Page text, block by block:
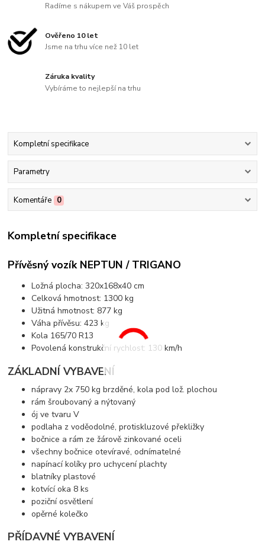
Radíme s nákupem ve Váš prospěch
Ověřeno 10 let
Jsme na trhu více než 10 let
Záruka kvality
Vybíráme to nejlepší na trhu
Kompletní specifikace
Parametry
Komentáře 0
Kompletní specifikace
Přívěsný vozík NEPTUN / TRIGANO
Ložná plocha: 320x168x40 cm
Celková hmotnost: 1300 kg
Užitná hmotnost: 877 kg
Váha přívěsu: 423 kg
Kola 165/70 R13
Povolená konstrukční rychlost: 130 km/h
ZÁKLADNÍ VYBAVENÍ
nápravy 2x 750 kg brzděné, kola pod lož. plochou
rám šroubovaný a nýtovaný
ój ve tvaru V
podlaha z voděodolné, protiskluzové překližky
bočnice a rám ze žárově zinkované oceli
všechny bočnice otevíravé, odnímatelné
napínací kolíky pro uchycení plachty
blatníky plastové
kotvící oka 8 ks
poziční osvětlení
opěrné kolečko
PŘÍDAVNÉ VYBAVENÍ